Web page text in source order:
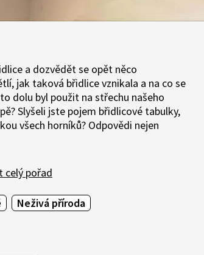
a dozvědět se opět něco
jak taková břidlice vznikala a na co se
dolu byl použit na střechu našeho
Slyšeli jste pojem břidlicové tabulky,
všech horníků? Odpovědi nejen
celý pořad
Neživá příroda